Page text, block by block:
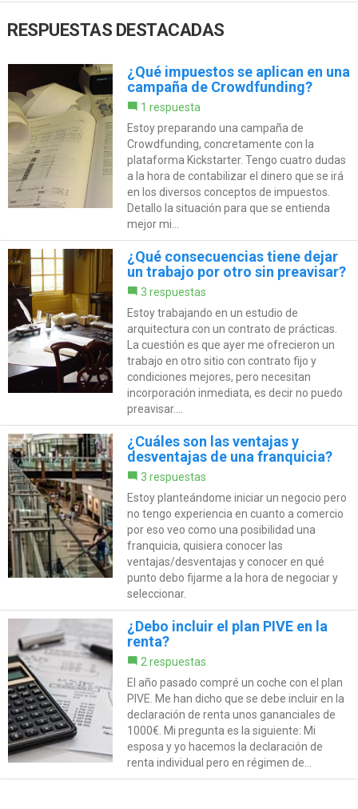
RESPUESTAS DESTACADAS
¿Qué impuestos se aplican en una
campaña de Crowdfunding?
1 respuesta
Estoy preparando una campaña de
Crowdfunding, concretamente con la
plataforma Kickstarter. Tengo cuatro dudas
a la hora de contabilizar el dinero que se irá
en los diversos conceptos de impuestos.
Detallo la situación para que se entienda
mejor mi...
¿Qué consecuencias tiene dejar
un trabajo por otro sin preavisar?
3 respuestas
Estoy trabajando en un estudio de
arquitectura con un contrato de prácticas.
La cuestión es que ayer me ofrecieron un
trabajo en otro sitio con contrato fijo y
condiciones mejores, pero necesitan
incorporación inmediata, es decir no puedo
preavisar....
¿Cuáles son las ventajas y
desventajas de una franquicia?
3 respuestas
Estoy planteándome iniciar un negocio pero
no tengo experiencia en cuanto a comercio
por eso veo como una posibilidad una
franquicia, quisiera conocer las
ventajas/desventajas y conocer en qué
punto debo fijarme a la hora de negociar y
seleccionar.
¿Debo incluir el plan PIVE en la
renta?
2 respuestas
El año pasado compré un coche con el plan
PIVE. Me han dicho que se debe incluir en la
declaración de renta unos gananciales de
1000€. Mi pregunta es la siguiente: Mi
esposa y yo hacemos la declaración de
renta individual pero en régimen de...